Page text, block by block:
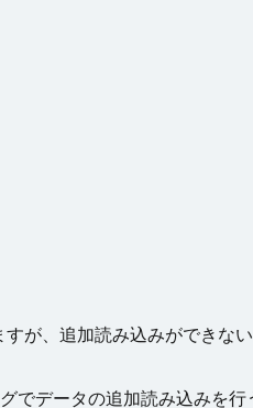
が、追加読み込みができな
データの追加読み込みを行